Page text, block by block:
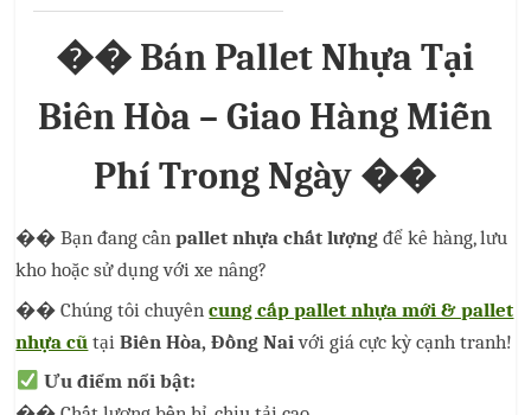
�� Bán Pallet Nhựa Tại
Biên Hòa – Giao Hàng Miễn
Phí Trong Ngày ��
�� Bạn đang cầnpallet nhựa chất lượng để kê hàng, lưu
kho hoặc sử dụng với xe nâng?
�� Chúng tôi chuyêncung cấp pallet nhựa mới & pallet
nhựa cũ tạiBiên Hòa, Đồng Nai với giá cực kỳ cạnh tranh!
Ưu điểm nổi bật: